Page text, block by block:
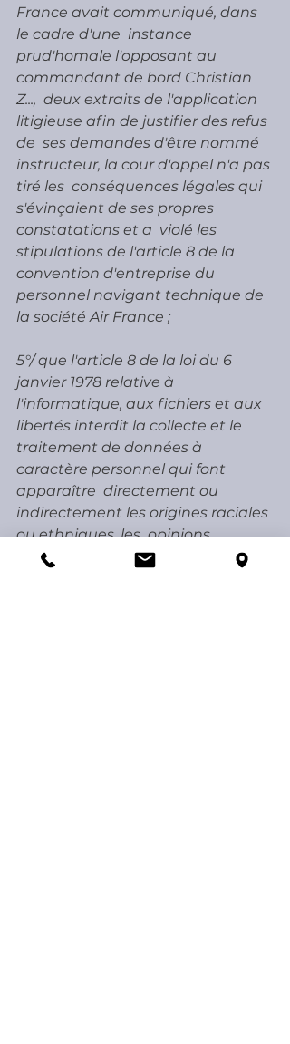
France avait communiqué, dans
le cadre d'une  instance
prud'homale l'opposant au
commandant de bord Christian
Z...,  deux extraits de l'application
litigieuse afin de justifier des refus
de  ses demandes d'être nommé
instructeur, la cour d'appel n'a pas
tiré les  conséquences légales qui
s'évinçaient de ses propres
constatations et a  violé les
stipulations de l'article 8 de la
convention d'entreprise du
personnel navigant technique de
la société Air France ;
5°/ que l'article 8 de la loi du 6
janvier 1978 relative à
l'informatique, aux fichiers et aux
libertés interdit la collecte et le
traitement de données à
caractère personnel qui font
apparaître  directement ou
indirectement les origines raciales
ou ethniques, les  opinions
politiques, philosophiques ou